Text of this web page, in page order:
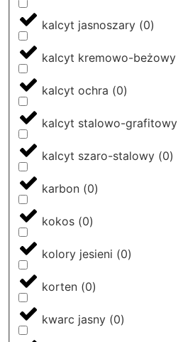
kalcyt jasnoszary (0)
kalcyt kremowo-beżowy
kalcyt ochra (0)
kalcyt stalowo-grafitowy
kalcyt szaro-stalowy (0)
karbon (0)
kokos (0)
kolory jesieni (0)
korten (0)
kwarc jasny (0)